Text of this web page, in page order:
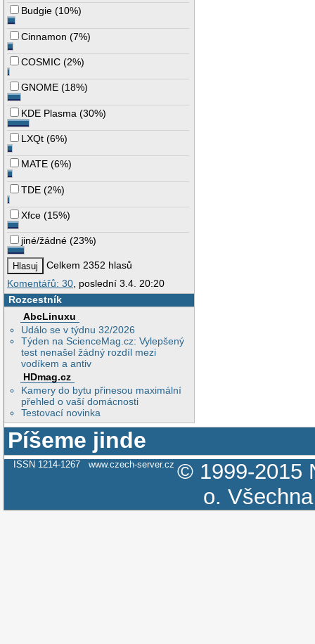
Budgie (10%)
Cinnamon (7%)
COSMIC (2%)
GNOME (18%)
KDE Plasma (30%)
LXQt (6%)
MATE (6%)
TDE (2%)
Xfce (15%)
jiné/žádné (23%)
Celkem 2352 hlasů
Komentářů: 30 , poslední 3.4. 20:20
Rozcestník
AbcLinuxu
Událo se v týdnu 32/2026
Týden na ScienceMag.cz: Vylepšený
test nenašel žádný rozdíl mezi
vodíkem a antiv
HDmag.cz
Kamery do bytu přinesou maximální
přehled o vaší domácnosti
Testovací novinka
Píšeme jinde
ISSN 1214-1267 www.czech-server.cz © 1999-2015
o.